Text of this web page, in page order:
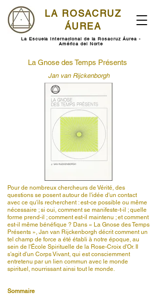
LA ROSACRUZ
ÁUREA
La Escuela Internacional de la Rosacruz Áurea -
América del Norte
La Gnose des Temps Présents
Jan van Rijckenborgh
Pour de nombreux chercheurs de Vérité, des
questions se posent autour de l'idée d'un contact
avec ce qu'ils recherchent : est-ce possible ou même
nécessaire ; si oui, comment se manifeste-t-il ; quelle
forme prend-il ; comment est-il maintenu ; et comment
est-il même bénéfique ? Dans « La Gnose des Temps
Présents », Jan van Rijckenborgh décrit comment un
tel champ de force a été établi à notre époque, au
sein de l'École Spirituelle de la Rose-Croix d'Or. Il
s'agit d'un Corps Vivant, qui est consciemment
entretenu par un lien commun avec le monde
spirituel, nourrissant ainsi tout le monde.
Sommaire